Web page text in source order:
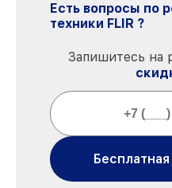
Есть вопросы по
техники FLIR ?
Запишитесь на